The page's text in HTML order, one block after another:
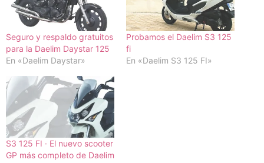
Seguro y respaldo gratuitos
para la Daelim Daystar 125
En «Daelim Daystar»
Probamos el Daelim S3 125
fi
En «Daelim S3 125 FI»
S3 125 FI · El nuevo scooter
GP más completo de Daelim